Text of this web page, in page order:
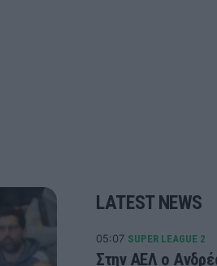
LATEST NEWS
05:07 SUPER LEAGUE 2
Στην ΑΕΛ ο